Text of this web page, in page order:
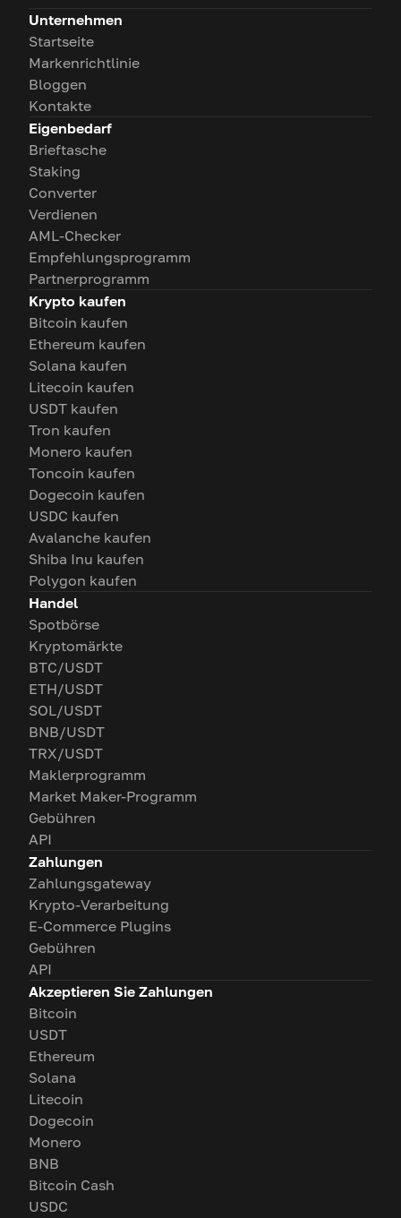
Unternehmen
Startseite
Markenrichtlinie
Bloggen
Kontakte
Eigenbedarf
Brieftasche
Staking
Converter
Verdienen
AML-Checker
Empfehlungsprogramm
Partnerprogramm
Krypto kaufen
Bitcoin kaufen
Ethereum kaufen
Solana kaufen
Litecoin kaufen
USDT kaufen
Tron kaufen
Monero kaufen
Toncoin kaufen
Dogecoin kaufen
USDC kaufen
Avalanche kaufen
Shiba Inu kaufen
Polygon kaufen
Handel
Spotbörse
Kryptomärkte
BTC/USDT
ETH/USDT
SOL/USDT
BNB/USDT
TRX/USDT
Maklerprogramm
Market Maker-Programm
Gebühren
API
Zahlungen
Zahlungsgateway
Krypto-Verarbeitung
E-Commerce Plugins
Gebühren
API
Akzeptieren Sie Zahlungen
Bitcoin
USDT
Ethereum
Solana
Litecoin
Dogecoin
Monero
BNB
Bitcoin Cash
USDC